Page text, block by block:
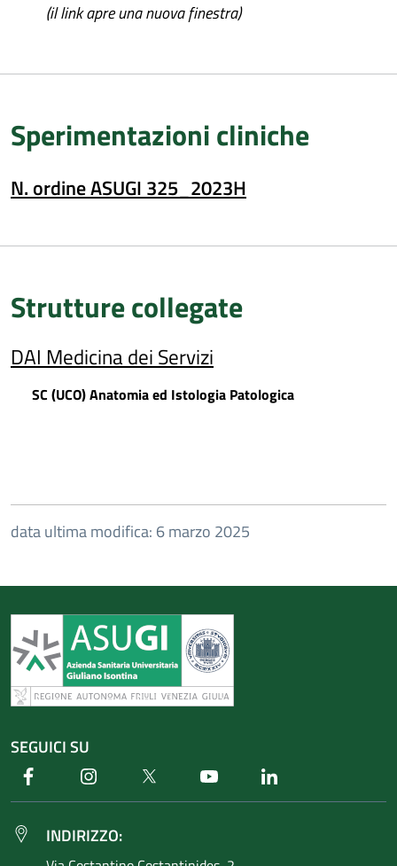
(il link apre una nuova finestra)
Sperimentazioni cliniche
N. ordine ASUGI 325_2023H
Strutture collegate
DAI Medicina dei Servizi
SC (UCO) Anatomia ed Istologia Patologica
data ultima modifica: 6 marzo 2025
SEGUICI SU
Facebook Instagram Twitter Youtube
INDIRIZZO: